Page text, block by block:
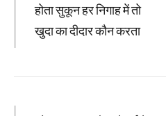
होता सुकून हर निगाह में तो
खुदा का दीदार कौन करता